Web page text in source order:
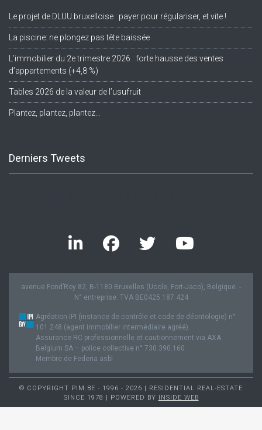
Le projet de DLUU bruxelloise : payer pour régulariser, et vite !
La piscine: ne plongez pas tête baissée
L’immobilier du 2e trimestre 2026 : forte hausse des ventes
d’appartements (+4,8 %)
Tables 2026 de la valeur de l’usufruit
Plantez, plantez, plantez…
Derniers Tweets
avenue Fond’Roy 82, B-1180 Bruxelles (Uccle, Fort-Jaco), Belgique. -
N° entreprise: TVA BE0425.187.424
Agréation IPI (instance de contrôle et code de déontologie) n°
101.248 (agent immobilier intermédiaire agréé).
Assurance RC professionnelle et cautionnement via AXA
Belgium SA – police collective n° 730.390.160
Membre de Federia asbl
© COPYRIGHT PIM.BE - 1996 - 2026 | RESIDENTIAL REAL-ESTATE
SINCE 1978 | POWERED BY INSIDE WEB